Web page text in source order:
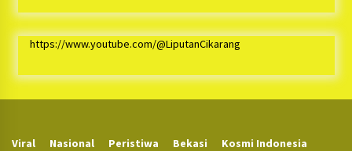
https://www.youtube.com/@LiputanCikarang
Viral Nasional Peristiwa Bekasi Kosmi Indonesia